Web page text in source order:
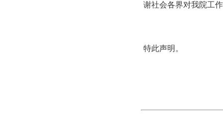
谢社会各界对我院工
特此声明。